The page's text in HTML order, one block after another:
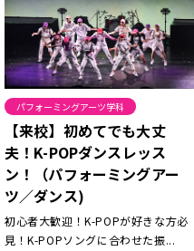
パフォーミングアーツ学科
【来校】初めてでも大丈
夫！K-POPダンスレッス
ン！（パフォーミングアー
ツ／ダンス)
初心者大歓迎！K-POPが好きな方必
見！K-POPソングに合わせた振...